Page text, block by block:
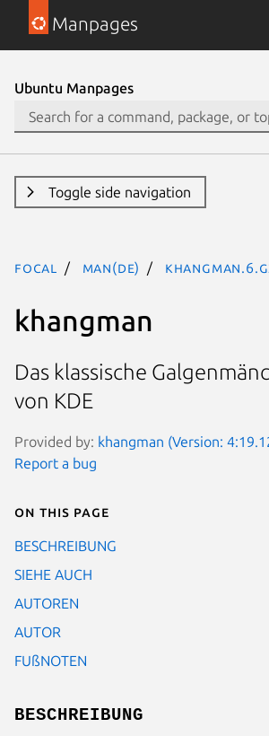
Manpages
Ubuntu Manpages
Toggle side navigation
focal man(de)
khangman
Das klassische
von KDE
Provided by: khangman (Version:
Report a bug
On this page
BESCHREIBUNG
SIEHE AUCH
AUTOREN
AUTOR
FUßNOTEN
BESCHREIBUNG